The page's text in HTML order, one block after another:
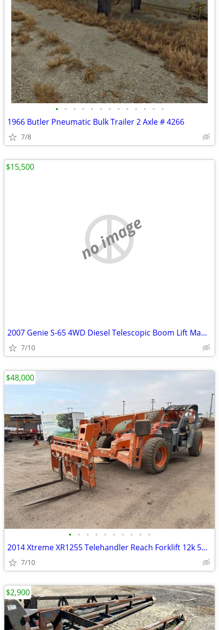
• • • • • • • • • • • • •
1966 Butler Pneumatic Bulk Trailer 2 Axle # 4266
7/8
no image
2007 Genie S-65 4WD Diesel Telescopic Boom Lift Manlift Aerial # 4795
7/10
$15,500
• • • • • • • • • •
2014 Xtreme XR1255 Telehandler Reach Forklift 12k 55 ft # 4785
7/10
$48,000
$2,900